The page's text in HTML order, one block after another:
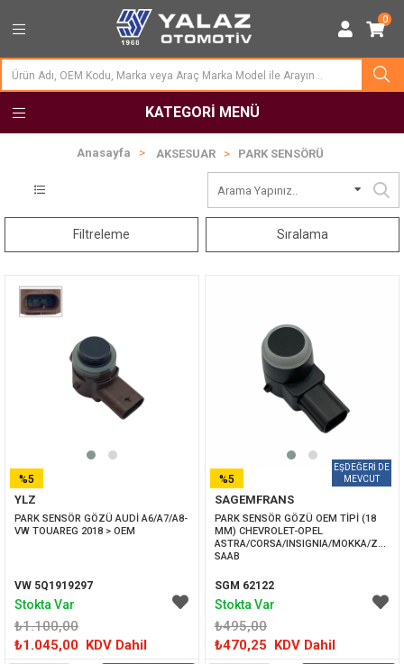
0
KATEGORI MENÜ
Anasayfa AKSESUAR PARK SENSÖRÜ
Filtreleme Sıralama
YLZ
PARK SENSÖR GÖZÜ AUDİ A6/A7/A8-
VW TOUAREG 2018 > OEM
VW 5Q1919297
₺1.100,00
₺1.045,00 KDV Dahil
%5
İNDIRIM
Stokta Var
SAGEMFRANS
PARK SENSÖR GÖZÜ OEM TİPİ (18
MM) CHEVROLET-OPEL
ASTRA/CORSA/INSIGNIA/MOKKA/
SAAB
SGM 62122
₺495,00
₺470,25 KDV Dahil
%5
İNDIRIM
Stokta Var